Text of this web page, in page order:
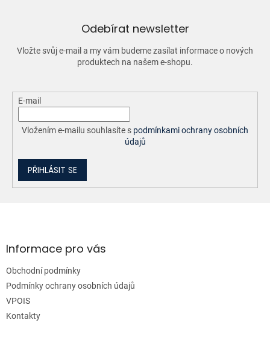
Odebírat newsletter
Vložte svůj e-mail a my vám budeme zasílat informace o nových
produktech na našem e-shopu.
E-mail
Vložením e-mailu souhlasíte s podmínkami ochrany osobních
údajů
PŘIHLÁSIT SE
aInformace pro vás
Obchodní podmínky
Podmínky ochrany osobních údajů
VPOIS
Kontakty